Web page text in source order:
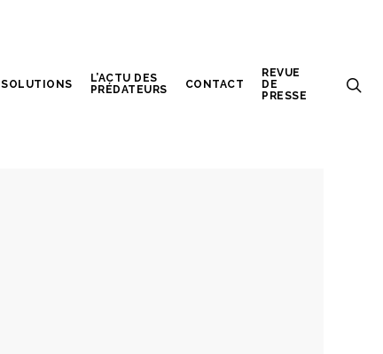
SOLUTIONS
L’ACTU DES
PRÉDATEURS
CONTACT
REVUE
DE
PRESSE